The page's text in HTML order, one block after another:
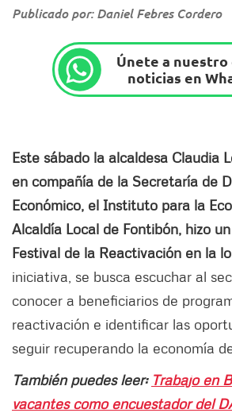
Publicado por: Daniel Febres Cordero
Únete a nuestro
noticias en
Este sábado la alcaldesa Claudia
en compañía de la Secretaría de
Económico, el Instituto para la
Alcaldía Local de Fontibón, hizo
Festival de la Reactivación en la
iniciativa, se busca escuchar al
conocer a beneficiarios de
reactivación e identificar las
seguir recuperando la economía
También puedes leer: Trabajo en
vacantes como encuestador del